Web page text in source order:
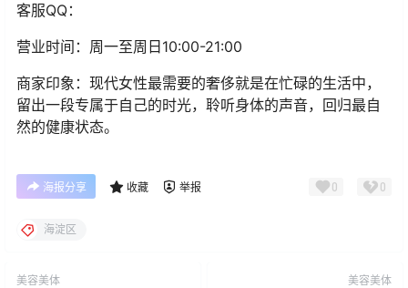
客服QQ：
营业时间：周一至周日 10:00-21:00
商家印象： 现代女性最需要的奢侈就是在忙碌的生活中，
留出一段专属于自己的时光，聆听身体的声音，回归最自
然的健康状态。
海报分享 收藏 举报 0 0
海淀区
美容美体 美容美体